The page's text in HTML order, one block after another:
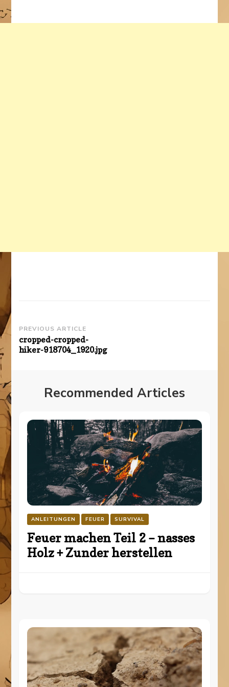
Post
Navigation
PREVIOUS ARTICLE
cropped-cropped-
hiker-918704_1920.jpg
Recommended Articles
ANLEITUNGEN FEUER SURVIVAL
Feuer machen Teil 2 – nasses
Holz + Zunder herstellen